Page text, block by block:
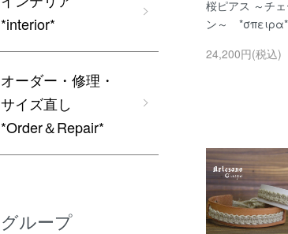
桜ピアス ～チ
ン～ *σπειρα*
24,200円(税込)
*interior*
オーダー・修理・
サイズ直し
*Order＆Repair*
グループ